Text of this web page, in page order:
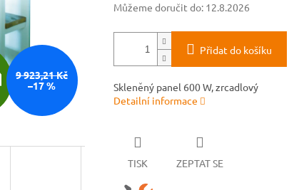
Z
D
9 923,21 Kč
–17 %
Můžeme doručit do: 12.8.2026
Přidat do košíku
Skleněný panel 600 W, zrcadlový
Detailní informace
TISK ZEPTAT SE